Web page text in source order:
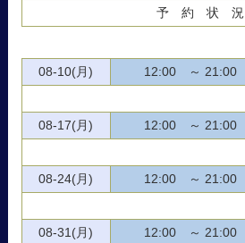
予 約 状 況
08-10(月) 12:00 ～ 21:00
08-17(月) 12:00 ～ 21:00
08-24(月) 12:00 ～ 21:00
08-31(月) 12:00 ～ 21:00